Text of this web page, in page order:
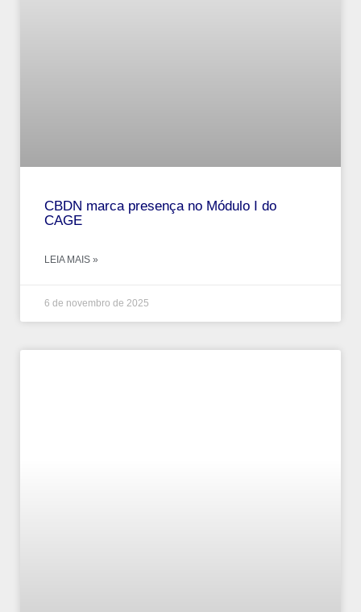
CBDN marca presença no Módulo I do
CAGE
LEIA MAIS »
6 de novembro de 2025